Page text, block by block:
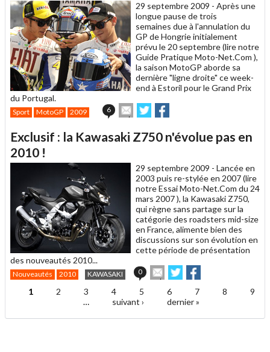
29 septembre 2009 - Après une
longue pause de trois
semaines due à l'annulation du
GP de Hongrie initialement
prévu le 20 septembre (lire notre
Guide Pratique Moto-Net.Com ),
la saison MotoGP aborde sa
dernière "ligne droite" ce week-
end à Estoril pour le Grand Prix
du Portugal.
Sport MotoGP 2009 6
Envoyer
cet
à
Partager
sur sur
Exclusif : la Kawasaki Z750 n'évolue pas en
2010 !
29 septembre 2009 - Lancée en
2003 puis re-stylée en 2007 (lire
notre Essai Moto-Net.Com du 24
mars 2007 ), la Kawasaki Z750,
qui règne sans partage sur la
catégorie des roadsters mid-size
en France, alimente bien des
discussions sur son évolution en
cette période de présentation
des nouveautés 2010...
Nouveautés 2010 KAWASAKI 0
Envoyer
cet
article
ami
Partager
sur
Twitter
sur
Facebook
Pages
1 2 3 4 5 6 7 8
9
…
suivant › dernier »